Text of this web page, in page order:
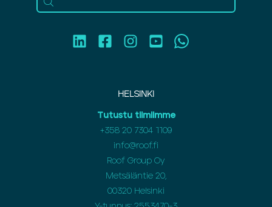
HELSINKI
Tutustu tiimiimme
+358 20 7304 1109
info@roof.fi
Roof Group Oy
Metsäläntie 20,
00320 Helsinki